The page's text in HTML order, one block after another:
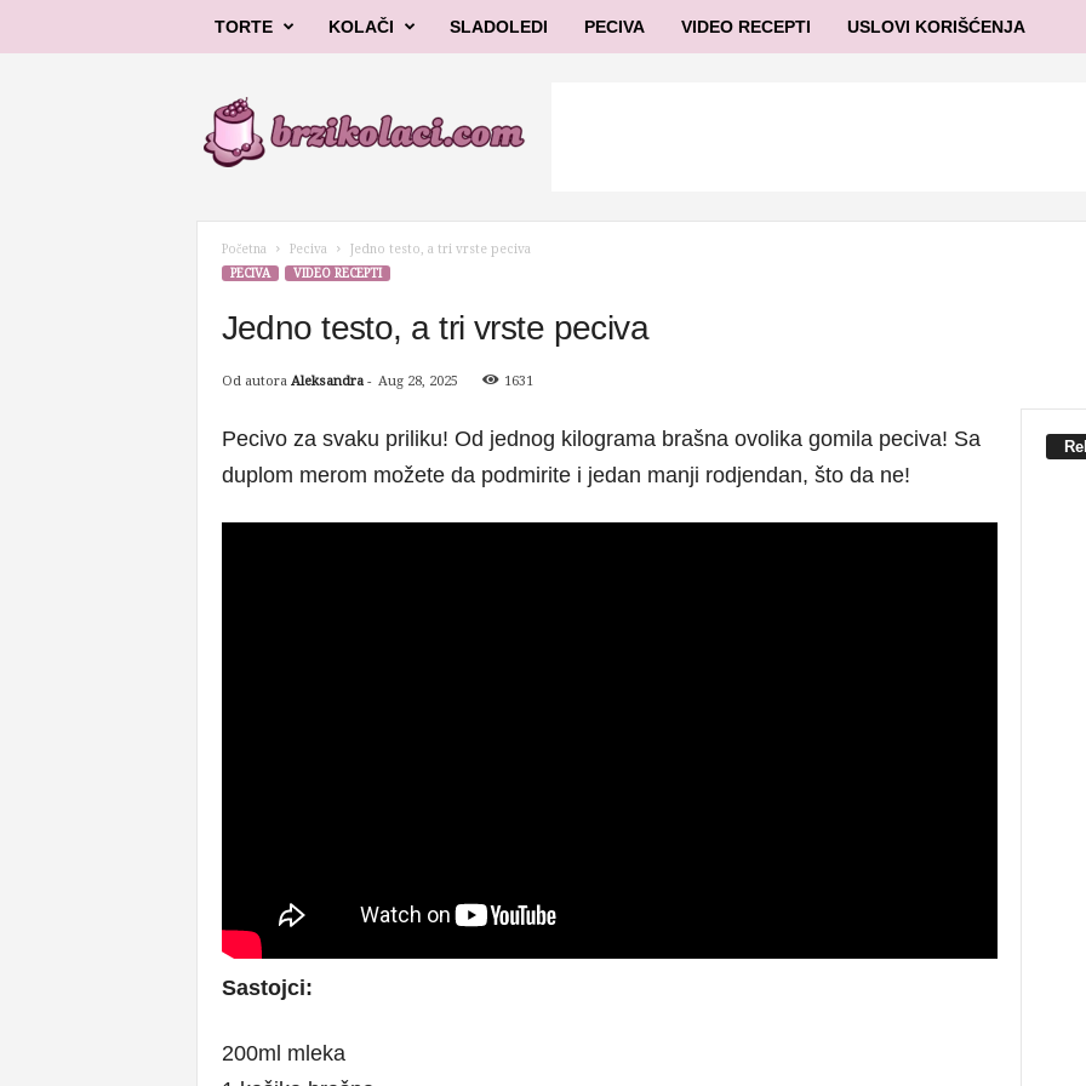
TORTE KOLAČI SLADOLEDI PECIVA VIDEO RECEPTI USLOVI KORIŠĆENJA
l
Početna Peciva
Jedno testo, a tri vrste peciva
PECIVA
VIDEO RECEPTI
Jedno testo, a tri vrste peciva
Od autora Aleksandra- Aug 28, 2025 1631
Pecivo za svaku priliku! Od jednog kilograma brašna ovolika gomila peciva! Sa
duplom merom možete da podmirite i jedan manji rodjendan, što da ne!
Sastojci:
200ml mleka